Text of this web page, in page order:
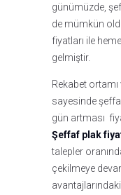
günümüzde,
de mümkün
fiyatları ile
gelmiştir.
Rekabet
sayesinde
gün artması
Şeffaf plak
talepler
çekilmeye